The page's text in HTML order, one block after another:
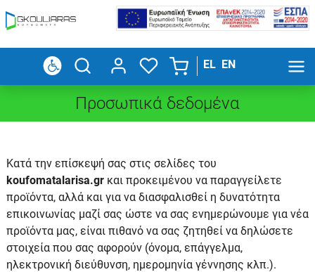
EL EN
Προσωπικά δεδομένα
Κατά την επίσκεψή σας στις σελίδες του
koufomatalarisa.gr και προκειμένου να παραγγείλετε
προϊόντα, αλλά και για να διασφαλισθεί η δυνατότητα
επικοινωνίας μαζί σας ώστε να σας ενημερώνουμε για νέα
προϊόντα μας, είναι πιθανό να σας ζητηθεί να δηλώσετε
στοιχεία που σας αφορούν (όνομα, επάγγελμα,
ηλεκτρονική διεύθυνση, ημερομηνία γέννησης κλπ.).